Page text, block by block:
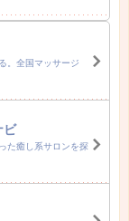
。全国マッサージ
ビ
た癒し系サロンを探